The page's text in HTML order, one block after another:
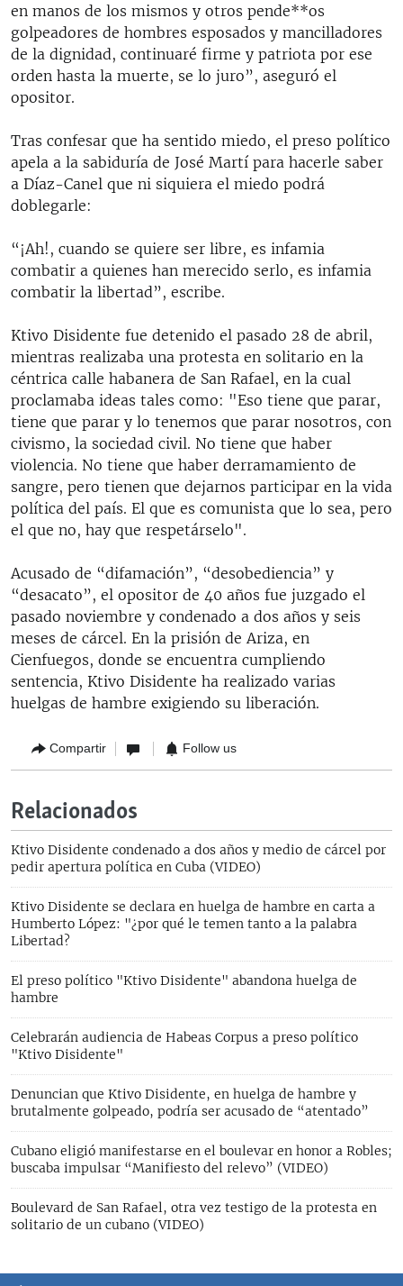
en manos de los mismos y otros pende**os
golpeadores de hombres esposados y mancilladores
de la dignidad, continuaré firme y patriota por ese
orden hasta la muerte, se lo juro”, aseguró el
opositor.
Tras confesar que ha sentido miedo, el preso político
apela a la sabiduría de José Martí para hacerle saber
a Díaz-Canel que ni siquiera el miedo podrá
doblegarle:
“¡Ah!, cuando se quiere ser libre, es infamia
combatir a quienes han merecido serlo, es infamia
combatir la libertad”, escribe.
Ktivo Disidente fue detenido el pasado 28 de abril,
mientras realizaba una protesta en solitario en la
céntrica calle habanera de San Rafael, en la cual
proclamaba ideas tales como: "Eso tiene que parar,
tiene que parar y lo tenemos que parar nosotros, con
civismo, la sociedad civil. No tiene que haber
violencia. No tiene que haber derramamiento de
sangre, pero tienen que dejarnos participar en la vida
política del país. El que es comunista que lo sea, pero
el que no, hay que respetárselo".
Acusado de “difamación”, “desobediencia” y
“desacato”, el opositor de 40 años fue juzgado el
pasado noviembre y condenado a dos años y seis
meses de cárcel. En la prisión de Ariza, en
Cienfuegos, donde se encuentra cumpliendo
sentencia, Ktivo Disidente ha realizado varias
huelgas de hambre exigiendo su liberación.
Compartir Follow us
Relacionados
Ktivo Disidente condenado a dos años y medio de cárcel por
pedir apertura política en Cuba (VIDEO)
Ktivo Disidente se declara en huelga de hambre en carta a
Humberto López: "¿por qué le temen tanto a la palabra
Libertad?
El preso político "Ktivo Disidente" abandona huelga de
hambre
Celebrarán audiencia de Habeas Corpus a preso político
"Ktivo Disidente"
Denuncian que Ktivo Disidente, en huelga de hambre y
brutalmente golpeado, podría ser acusado de “atentado”
Cubano eligió manifestarse en el boulevar en honor a Robles;
buscaba impulsar “Manifiesto del relevo” (VIDEO)
Boulevard de San Rafael, otra vez testigo de la protesta en
solitario de un cubano (VIDEO)